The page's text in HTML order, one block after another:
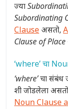
ज्या
Subordinating
Clause असतो,
Clause of Place
‘where’ चा
‘where’चा संबंध
शी जोडलेला
Noun Clause